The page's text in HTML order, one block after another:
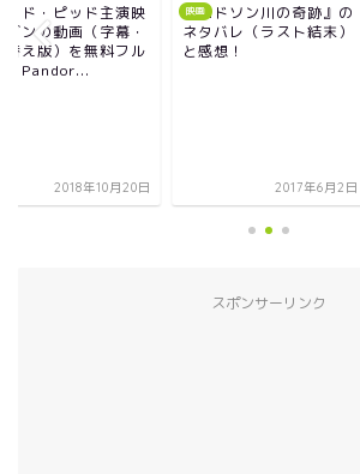
ドソン川の奇跡』の
バレ（ラスト結末）
想！
2017年6月2日
映画
YouTube・miom...
2018年9月16日
スポンサーリンク